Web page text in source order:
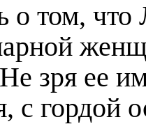
о том,
зря ее
с гордой